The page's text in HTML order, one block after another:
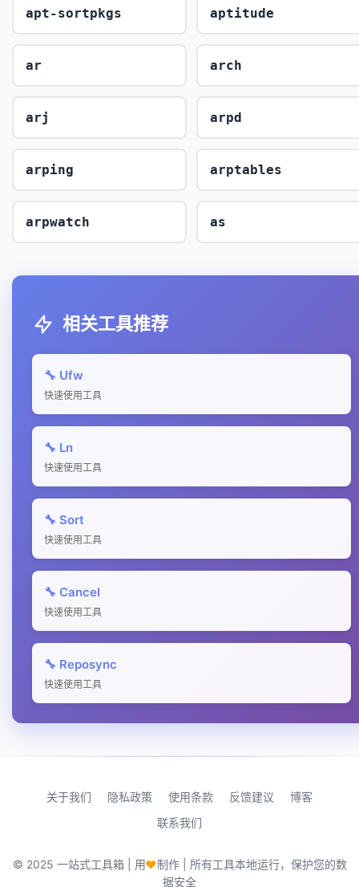
apt-sortpkgs aptitude
ar arch
arj arpd
arping arptables
arpwatch as
相关工具推荐
🔧 Ufw
快速使用工具
🔧 Ln
快速使用工具
🔧 Sort
快速使用工具
🔧 Cancel
快速使用工具
🔧 Reposync
快速使用工具
关于我们 隐私政策 使用条款 反馈建议
博客
联系我们
© 2025 一站式工具箱 | 用♥制作 | 所有工具本地运行，保护您的数
据安全